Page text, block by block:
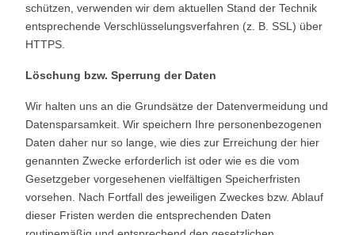
schützen, verwenden wir dem aktuellen Stand der Technik
entsprechende Verschlüsselungsverfahren (z. B. SSL) über
HTTPS.
Löschung bzw. Sperrung der Daten
Wir halten uns an die Grundsätze der Datenvermeidung und
Datensparsamkeit. Wir speichern Ihre personenbezogenen
Daten daher nur so lange, wie dies zur Erreichung der hier
genannten Zwecke erforderlich ist oder wie es die vom
Gesetzgeber vorgesehenen vielfältigen Speicherfristen
vorsehen. Nach Fortfall des jeweiligen Zweckes bzw. Ablauf
dieser Fristen werden die entsprechenden Daten